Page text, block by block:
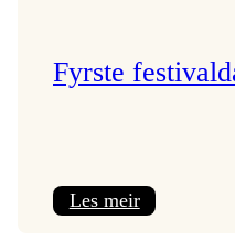
Fyrste
Les meir: